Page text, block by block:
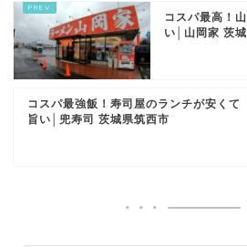
コスパ最高！
い│山岡家 茨
コスパ最強飯！寿司屋のランチが安くて
旨い│兜寿司 茨城県筑西市